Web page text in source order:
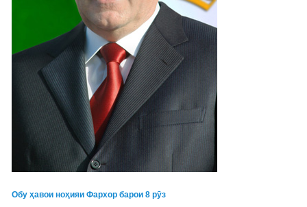
Обу ҳавои ноҳияи Фархор барои 8 рӯз